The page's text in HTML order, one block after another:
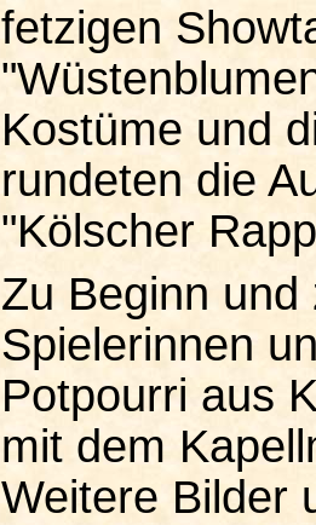
fetzigen
Kostüme und
rundeten die
"Kölscher
Zu Beginn
Spielerinnen
Potpourri aus
mit dem
Weitere Bilder